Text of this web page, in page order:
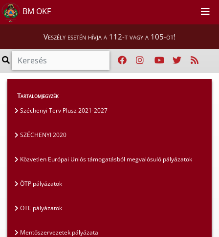
BM OKF
Veszély esetén hívja a 112-t vagy a 105-öt!
Szakmai tájékoztatók
Egyéb pályázatok
Tartalomjegyzék
Széchenyi Terv Plusz 2021-2027
SZÉCHENYI 2020
Közvetlen Európai Uniós támogatásból megvalósuló pályázatok
ÖTP pályázatok
ÖTE pályázatok
Mentőszervezetek pályázatai